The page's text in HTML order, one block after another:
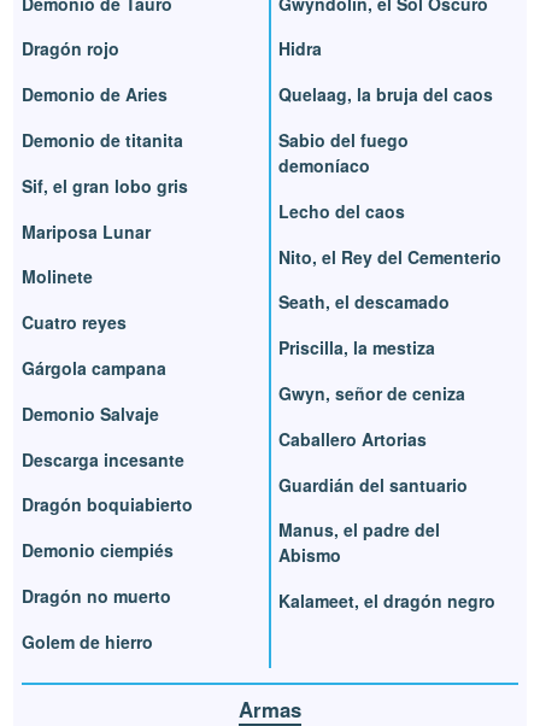
Dragón rojo
Demonio de Aries
Demonio de titanita
Sif, el gran lobo gris
Mariposa Lunar
Molinete
Cuatro reyes
Gárgola campana
Demonio Salvaje
Descarga incesante
Dragón boquiabierto
Demonio ciempiés
Dragón no muerto
Golem de hierro
Hidra
Quelaag, la bruja del caos
Sabio del fuego
demoníaco
Lecho del caos
Nito, el Rey del Cementerio
Seath, el descamado
Priscilla, la mestiza
Gwyn, señor de ceniza
Caballero Artorias
Guardián del santuario
Manus, el padre del
Abismo
Kalameet, el dragón negro
Armas